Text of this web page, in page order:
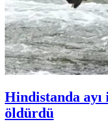
Hindistanda ayı
öldürdü